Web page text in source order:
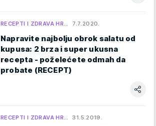
RECEPTI I ZDRAVA HR… 7.7.2020.
Napravite najbolju obrok salatu od
kupusa: 2 brza i super ukusna
recepta - poželećete odmah da
probate (RECEPT)
RECEPTI I ZDRAVA HR… 31.5.2019.